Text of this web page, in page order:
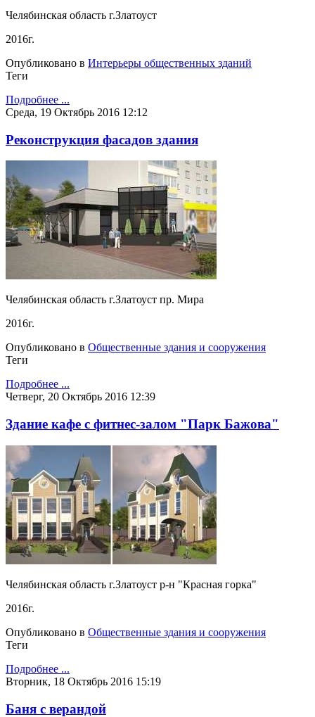
Челябинская область г.Златоуст
2016г.
Опубликовано в Интерьеры общественных зданий
Теги
Подробнее ...
Среда, 19 Октябрь 2016 12:12
Реконструкция фасадов здания
Челябинская область г.Златоуст пр. Мира
2016г.
Опубликовано в Общественные здания и сооружения
Теги
Подробнее ...
Четверг, 20 Октябрь 2016 12:39
Здание кафе с фитнес-залом "Парк Бажoва"
Челябинская область г.Златоуст р-н "Красная горка"
2016г.
Опубликовано в Общественные здания и сооружения
Теги
Подробнее ...
Вторник, 18 Октябрь 2016 15:19
Баня с верандой